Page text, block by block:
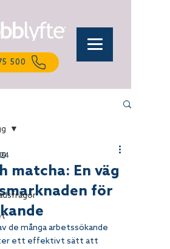
500
matcha: En väg
för
de många arbetssökande
ett effektivt sätt att